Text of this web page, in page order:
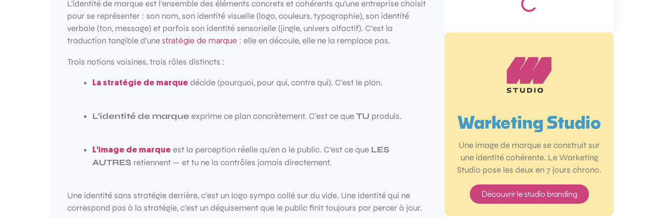
Warketing Studio
Une image de marque se construit sur
une identité cohérente. Le Warketing
Studio pose les deux en 7 jours chrono.
Découvrir le studio branding
L’identité de marque est l’ensemble des éléments concrets et cohérents qu’une entreprise choisit
pour se représenter : son nom, son identité visuelle (logo, couleurs, typographie), son identité
verbale (ton, message) et parfois son identité sensorielle (jingle, univers olfactif). C’est la
traduction tangible d’une stratégie de marque : elle en découle, elle ne la remplace pas.
Trois notions voisines, trois rôles distincts :
La stratégie de marque décide (pourquoi, pour qui, contre qui). C’est le plan.
L’identité de marque exprime ce plan concrètement. C’est ce queTU produis.
L’image de marque est la perception réelle qu’en a le public. C’est ce que LES
AUTRES retiennent — et tu ne la contrôles jamais directement.
Une identité sans stratégie derrière, c’est un logo sympa collé sur du vide. Une identité qui ne
correspond pas à la stratégie, c’est un déguisement que le public finit toujours par percer à jour.